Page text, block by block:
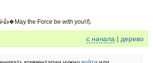
the Force be with you!💪
с начала | дерево